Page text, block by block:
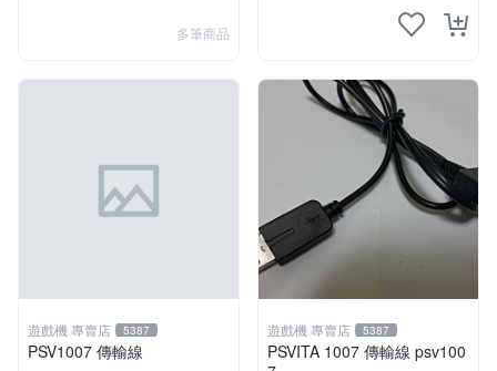
多筆商品
遊戲機 專賣店 5387
PSV1007 傳輸線
遊戲機 專賣店 5387
PSVITA 1007 傳輸線 psv100